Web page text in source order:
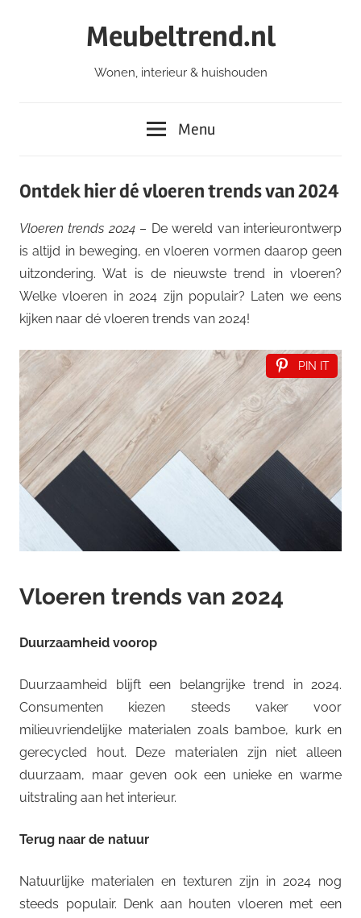
Meubeltrend.nl
Wonen, interieur & huishouden
Menu
Ontdek hier dé vloeren trends van 2024
Vloeren trends 2024– De wereld van interieurontwerp
is altijd in beweging, en vloeren vormen daarop geen
uitzondering. Wat is de nieuwste trend in vloeren?
Welke vloeren in 2024 zijn populair? Laten we eens
kijken naar dé vloeren trends van 2024!
PIN IT
Vloeren trends van 2024
Duurzaamheid voorop
Duurzaamheid blijft een belangrijke trend in 2024.
Consumenten kiezen steeds vaker voor
milieuvriendelijke materialen zoals bamboe, kurk en
gerecycled hout. Deze materialen zijn niet alleen
duurzaam, maar geven ook een unieke en warme
uitstraling aan het interieur.
Terug naar de natuur
Natuurlijke materialen en texturen zijn in 2024 nog
steeds populair. Denk aan houten vloeren met een